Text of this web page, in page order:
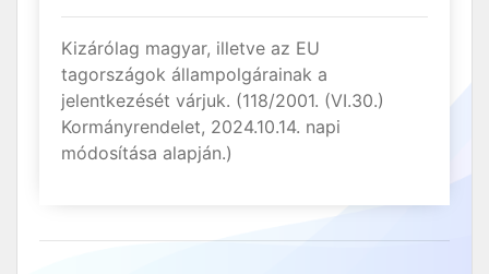
Kizárólag magyar, illetve az EU
tagországok állampolgárainak a
jelentkezését várjuk. (118/2001. (VI.30.)
Kormányrendelet, 2024.10.14. napi
módosítása alapján.)